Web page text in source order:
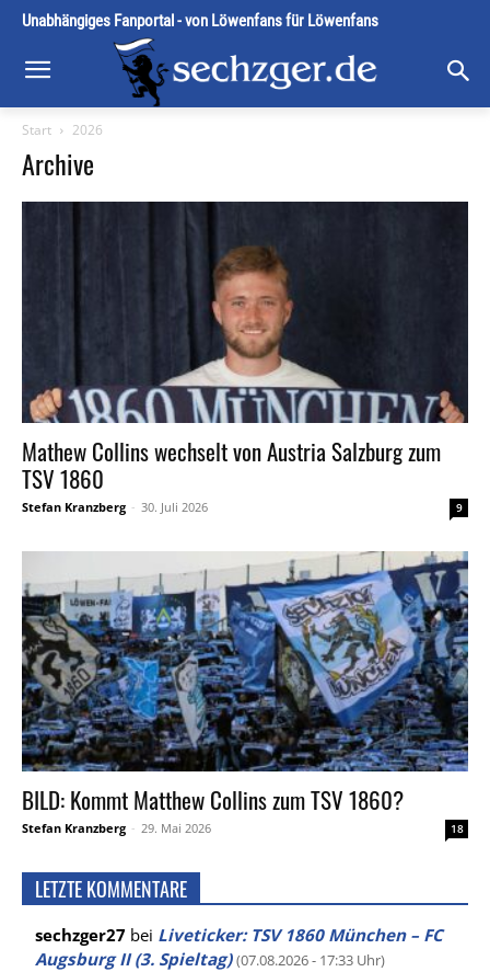
Unabhängiges Fanportal - von Löwenfans für Löwenfans
Start 2026
Archive
Mathew Collins wechselt von Austria Salzburg zum
TSV 1860
Stefan Kranzberg - 30. Juli 2026 9
BILD: Kommt Matthew Collins zum TSV 1860?
Stefan Kranzberg - 29. Mai 2026 18
LETZTE KOMMENTARE
sechzger27 bei Liveticker: TSV 1860 München – FC
Augsburg II (3. Spieltag) (07.08.2026 - 17:33 Uhr)